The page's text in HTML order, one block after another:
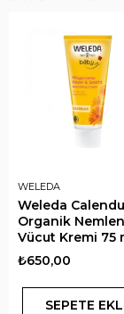
WELEDA
Weleda
Organik
Vücut Kremi 75
₺650,00
SEPETE